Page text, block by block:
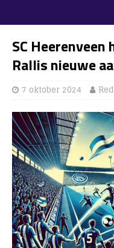
SC
Rallis nieuwe
7 oktober 2024